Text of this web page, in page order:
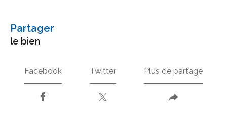
partager
le bien
Facebook Twitter Plus de partage